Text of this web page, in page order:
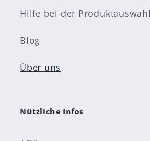
Hilfe bei der Produktauswahl
Blog
Über uns
Nützliche Infos